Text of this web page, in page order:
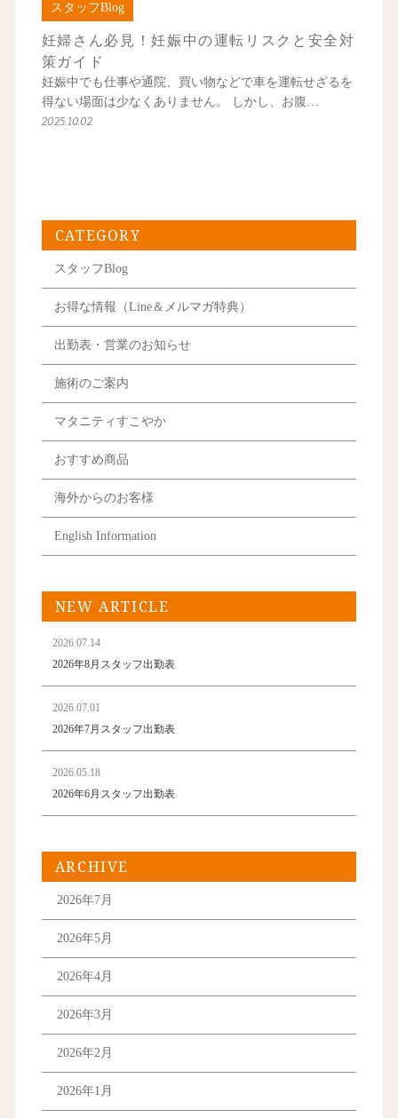
スタッフBlog
妊婦さん必見！妊娠中の運転リスクと安全対
策ガイド
妊娠中でも仕事や通院、買い物などで車を運転せざるを
得ない場面は少なくありません。 しかし、お腹…
2025.10.02
CATEGORY
スタッフBlog
お得な情報（Line＆メルマガ特典）
出勤表・営業のお知らせ
施術のご案内
マタニティすこやか
おすすめ商品
海外からのお客様
English Information
NEW ARTICLE
2026.07.14
2026年8月スタッフ出勤表
2026.07.01
2026年7月スタッフ出勤表
2026.05.18
2026年6月スタッフ出勤表
ARCHIVE
2026年7月
2026年5月
2026年4月
2026年3月
2026年2月
2026年1月